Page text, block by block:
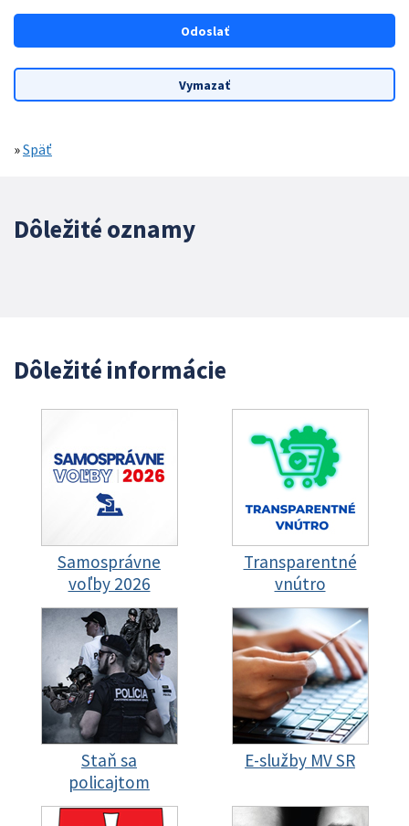
»Späť
Dôležité oznamy
Dôležité informácie
Samosprávne
voľby 2026
Transparentné
vnútro
Staň sa
policajtom
E-služby MV SR